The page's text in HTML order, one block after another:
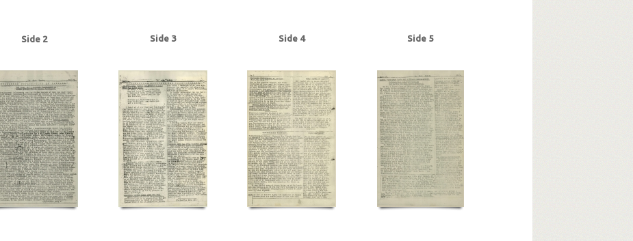
Vesterbro, Kbh. Værnemagtskontoen Waffen-SS Weimar
Side 2 Side 3 Side 4 Side 5